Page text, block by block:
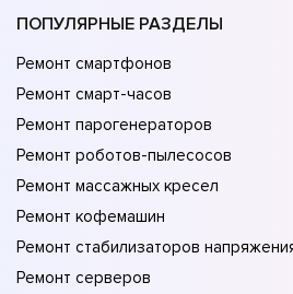
ПОПУЛЯРНЫЕ РАЗДЕЛЫ
Ремонт смартфонов
Ремонт смарт-часов
Ремонт парогенераторов
Ремонт роботов-пылесосов
Ремонт массажных кресел
Ремонт кофемашин
Ремонт стабилизаторов
Ремонт серверов